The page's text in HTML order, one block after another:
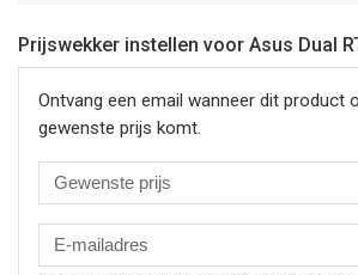
Prijswekker instellen voor Asus Dual
Ontvang een email wanneer dit product
gewenste prijs komt.